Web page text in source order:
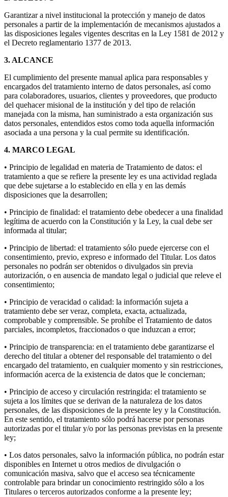
Garantizar a nivel institucional la protección y manejo de datos
personales a partir de la implementación de mecanismos ajustados a
las disposiciones legales vigentes descritas en la Ley 1581 de 2012 y
el Decreto reglamentario 1377 de 2013.
3. ALCANCE
El cumplimiento del presente manual aplica para responsables y
encargados del tratamiento interno de datos personales, así como
para colaboradores, usuarios, clientes y proveedores, que producto
del quehacer misional de la institución y del tipo de relación
manejada con la misma, han suministrado a esta organización sus
datos personales, entendidos estos como toda aquella información
asociada a una persona y la cual permite su identificación.
4. MARCO LEGAL
• Principio de legalidad en materia de Tratamiento de datos: el
tratamiento a que se refiere la presente ley es una actividad reglada
que debe sujetarse a lo establecido en ella y en las demás
disposiciones que la desarrollen;
• Principio de finalidad: el tratamiento debe obedecer a una finalidad
legítima de acuerdo con la Constitución y la Ley, la cual debe ser
informada al titular;
• Principio de libertad: el tratamiento sólo puede ejercerse con el
consentimiento, previo, expreso e informado del Titular. Los datos
personales no podrán ser obtenidos o divulgados sin previa
autorización, o en ausencia de mandato legal o judicial que releve el
consentimiento;
• Principio de veracidad o calidad: la información sujeta a
tratamiento debe ser veraz, completa, exacta, actualizada,
comprobable y comprensible. Se prohíbe el Tratamiento de datos
parciales, incompletos, fraccionados o que induzcan a error;
• Principio de transparencia: en el tratamiento debe garantizarse el
derecho del titular a obtener del responsable del tratamiento o del
encargado del tratamiento, en cualquier momento y sin restricciones,
información acerca de la existencia de datos que le conciernan;
• Principio de acceso y circulación restringida: el tratamiento se
sujeta a los límites que se derivan de la naturaleza de los datos
personales, de las disposiciones de la presente ley y la Constitución.
En este sentido, el tratamiento sólo podrá hacerse por personas
autorizadas por el titular y/o por las personas previstas en la presente
ley;
• Los datos personales, salvo la información pública, no podrán estar
disponibles en Internet u otros medios de divulgación o
comunicación masiva, salvo que el acceso sea técnicamente
controlable para brindar un conocimiento restringido sólo a los
Titulares o terceros autorizados conforme a la presente ley;